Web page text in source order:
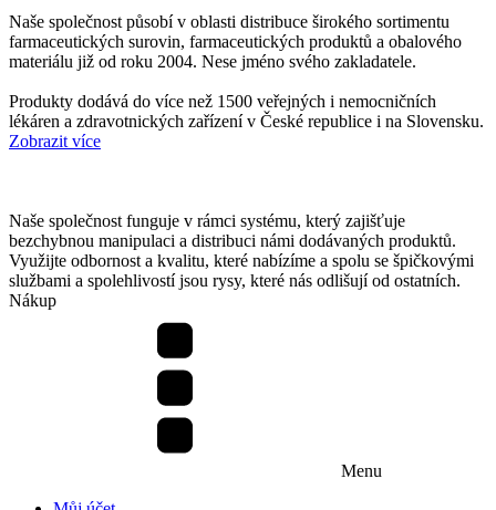
Naše společnost působí v oblasti distribuce širokého sortimentu
farmaceutických surovin, farmaceutických produktů a obalového
materiálu již od roku 2004. Nese jméno svého zakladatele.
Produkty dodává do více než 1500 veřejných i nemocničních
lékáren a zdravotnických zařízení v České republice i na Slovensku.
Zobrazit více
Naše společnost funguje v rámci systému, který zajišťuje
bezchybnou manipulaci a distribuci námi dodávaných produktů.
Využijte odbornost a kvalitu, které nabízíme a spolu se špičkovými
službami a spolehlivostí jsou rysy, které nás odlišují od ostatních.
Nákup
Menu